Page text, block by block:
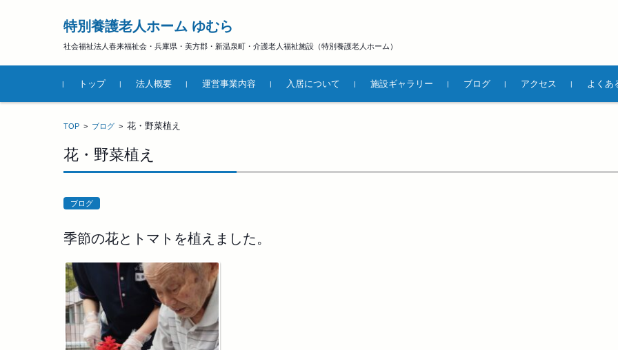
特別養護老人ホーム ゆむら
社会福祉法人春来福祉会・兵庫県・美方郡・新温泉町・介護老人福祉施設（特別養護老人ホーム）
コンテンツに移動
トップ
法人概要 運営事業内容 入居について 施設ギャラリー ブログ アクセス よくあ
TOP > ブログ > 花・野菜植え
花・野菜植え
ブログ
季節の花とトマトを植えました。